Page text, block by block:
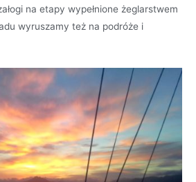
na etapy wypełnione żeglarstwem
wyruszamy też na podróże i